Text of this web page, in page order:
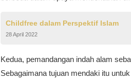
Childfree dalam Perspektif Islam
28 April 2022
Kedua, pemandangan indah alam
Sebagaimana tujuan mendaki itu